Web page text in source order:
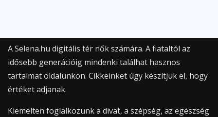
A Selena.hu digitális tér nők számára. A fiataltól az
idősebb generációig mindenki találhat hasznos
tartalmat oldalunkon. Cikkeinket úgy készítjük el, hogy
értéket adjanak.
Kiemelten foglalkozunk a divat, a szépség, az egészség